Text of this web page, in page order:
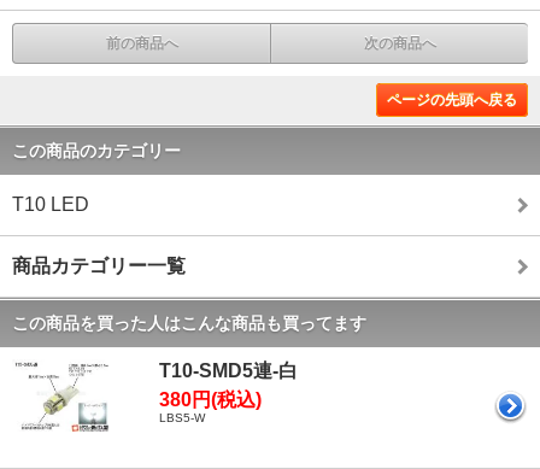
前の商品へ 次の商品へ
ページの先頭へ戻る
この商品のカテゴリー
T10 LED
商品カテゴリー一覧
この商品を買った人はこんな商品も買ってます
T10-SMD5連-白
380円(税込)
LBS5-W